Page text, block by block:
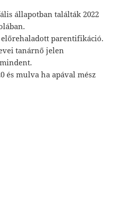
állapotban találták 2022
parentifikáció.
tanárnő jelen
és mulva ha apával mész